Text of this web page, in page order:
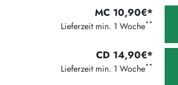
MC 10,90€*
Lieferzeit min. 1 Woche**
CD 14,90€*
Lieferzeit min. 1 Woche**